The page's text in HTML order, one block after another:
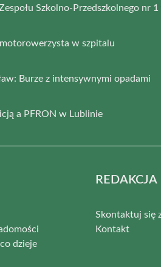
Szkolno-Przedszkolnego nr
w szpitalu
Burze z intensywnymi opadami
a PFRON w Lublinie
dzieje
REDAKCJA
Skontaktuj się
Kontakt